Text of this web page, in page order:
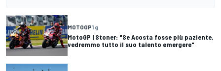
MOTOGP1 g
MotoGP | Stoner: "Se Acosta fosse più paziente,
vedremmo tutto il suo talento emergere"